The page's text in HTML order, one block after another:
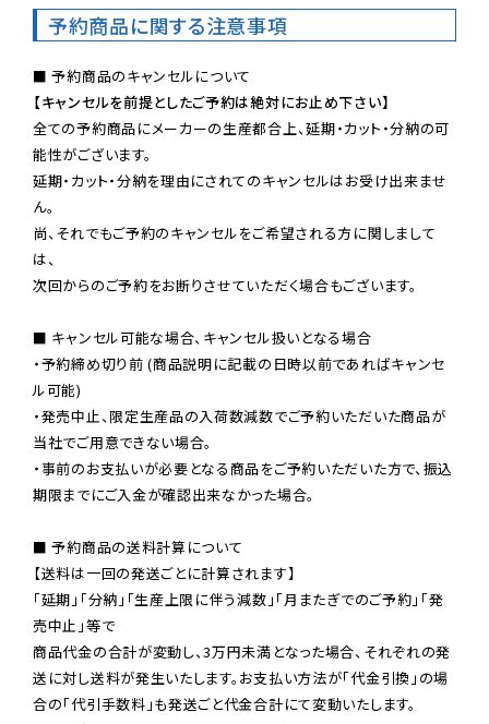
予約商品に関する注意事項
【キャンセルを前提としたご予約は絶対にお止め下さい】
全ての予約商品にメーカーの生産都合上、延期・カット・分納の可
能性がございます。
延期・カット・分納を理由にされてのキャンセルはお受け出来ませ
ん。
尚、それでもご予約のキャンセルをご希望される方に関しまして
は、
次回からのご予約をお断りさせていただく場合もございます。
■ キャンセル可能な場合、キャンセル扱いとなる場合
・予約締め切り前 (商品説明に記載の日時以前であればキャンセ
ル可能)
・発売中止、限定生産品の入荷数減数でご予約いただいた商品が
当社でご用意できない場合。
・事前のお支払いが必要となる商品をご予約いただいた方で、振込
期限までにご入金が確認出来なかった場合。
■ 予約商品の送料計算について
【送料は一回の発送ごとに計算されます】
「延期」「分納」「生産上限に伴う減数」「月またぎでのご予約」「発
売中止」等で
商品代金の合計が変動し、3万円未満となった場合、それぞれの発
送に対し送料が発生いたします。お支払い方法が「代金引換」の場